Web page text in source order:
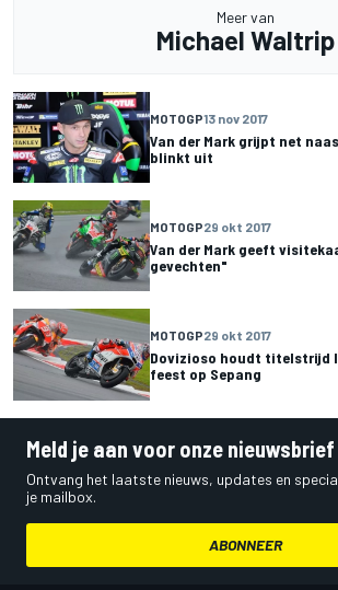
Meer van
Michael Waltrip
MOTOGP13 nov 2017
Van der Mark grijpt net
blinkt uit
MOTOGP29 okt 2017
Van der Mark geeft
gevechten"
MOTOGP29 okt 2017
Dovizioso houdt titelstrijd
feest op Sepang
Meld je aan voor onze nieuwsbrief
Ontvang het laatste nieuws, updates en
je mailbox.
ABONNEER